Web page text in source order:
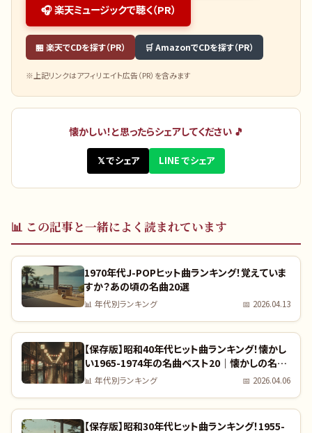
🎧 楽天ミュージックで聴く（PR）
🏪 楽天でCDを探す（PR） 🛒 AmazonでCDを探す（PR）
※上記リンクはアフィリエイト広告（PR）を含みます
懐かしい！と思ったらシェアしてください 🎵
𝕏 でシェア LINE でシェア
📊 この記事と一緒によく読まれています
1970年代J-POPヒット曲ランキング！覚えていま
すか？あの頃の名曲20選
📊 年代別ランキング 📅 2026.04.13
【保存版】昭和40年代ヒット曲ランキング！懐かし
い1965-1974年の名曲ベスト20｜懐かしの名曲
完全リスト
📊 年代別ランキング 📅 2026.04.06
【保存版】昭和30年代ヒット曲ランキング！1955-